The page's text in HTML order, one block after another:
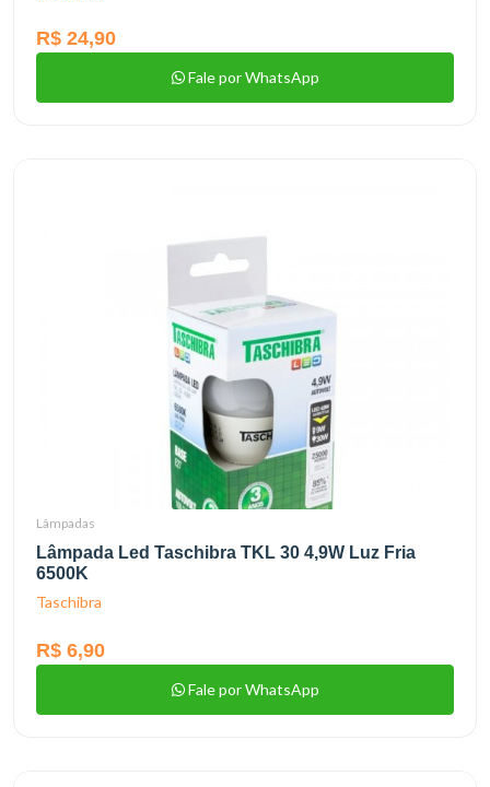
R$ 24,90
Fale por WhatsApp
Lâmpadas
Lâmpada Led Taschibra TKL 30 4,9W Luz Fria
6500K
Taschibra
R$ 6,90
Fale por WhatsApp